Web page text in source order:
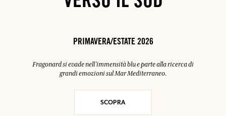
PRIMAVERA/ESTATE 2026
Fragonard si evade nell’immensità blu e parte alla ricerca di
grandi emozioni sul Mar Mediterraneo.
SCOPRA